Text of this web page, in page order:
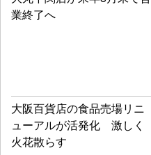
業終了へ
大阪百貨店の食品売場リニ
ューアルが活発化 激しく
火花散らす